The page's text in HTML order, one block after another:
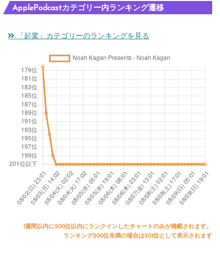
ApplePodcastカテゴリー内ランキング遷移
「起業」カテゴリーのランキングを見る
1週間以内に200位以内にランクインしたチャートのみが掲載されます。
ランキング200位未満の場合は201位として表示されます